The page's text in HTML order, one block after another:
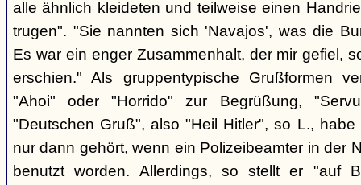
alle ähnlich kleideten und teilweise einen
trugen". "Sie nannten sich 'Navajos', was die
Es war ein enger Zusammenhalt, der mir gefiel,
erschien." Als gruppentypische Grußformen
"Ahoi" oder "Horrido" zur Begrüßung,
"Deutschen Gruß", also "Heil Hitler", so L.,
nur dann gehört, wenn ein Polizeibeamter in der
benutzt worden. Allerdings, so stellt er "auf